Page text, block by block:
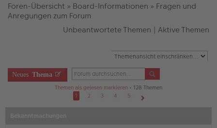
Foren-Übersicht » Board-Informationen » Fragen und
Anregungen zum Forum
Unbeantwortete Themen | Aktive Themen
Neues Thema
Themen als gelesen markieren • 128 Themen
1
2 3 4
5